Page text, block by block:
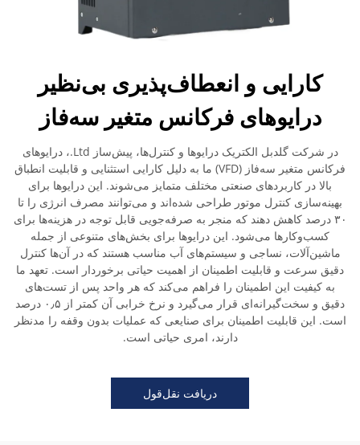
کارایی و انعطاف‌پذیری بی‌نظیر
درایوهای فرکانس متغیر سه‌فاز
در شرکت گلدبل الکتریک درایوها و کنترل‌ها، پیش‌ساز Ltd.، درایوهای
فرکانس متغیر سه‌فاز (VFD) ما به دلیل کارایی استثنایی و قابلیت انطباق
بالا در کاربردهای صنعتی مختلف متمایز می‌شوند. این درایوها برای
بهینه‌سازی کنترل موتور طراحی شده‌اند و می‌توانند مصرف انرژی را تا
۳۰ درصد کاهش دهند که منجر به صرفه‌جویی قابل توجه در هزینه‌ها برای
کسب‌وکارها می‌شود. این درایوها برای بخش‌های متنوعی از جمله
ماشین‌آلات، نساجی و سیستم‌های آب مناسب هستند که در آن‌ها کنترل
دقیق سرعت و قابلیت اطمینان از اهمیت حیاتی برخوردار است. تعهد ما
به کیفیت این اطمینان را فراهم می‌کند که هر واحد پس از تست‌های
دقیق و سخت‌گیرانه‌ای قرار می‌گیرد و نرخ خرابی آن کمتر از ۰٫۵ درصد
است. این قابلیت اطمینان برای صنایعی که عملیات بدون وقفه را مدنظر
دارند، امری حیاتی است.
دریافت نقل‌قول